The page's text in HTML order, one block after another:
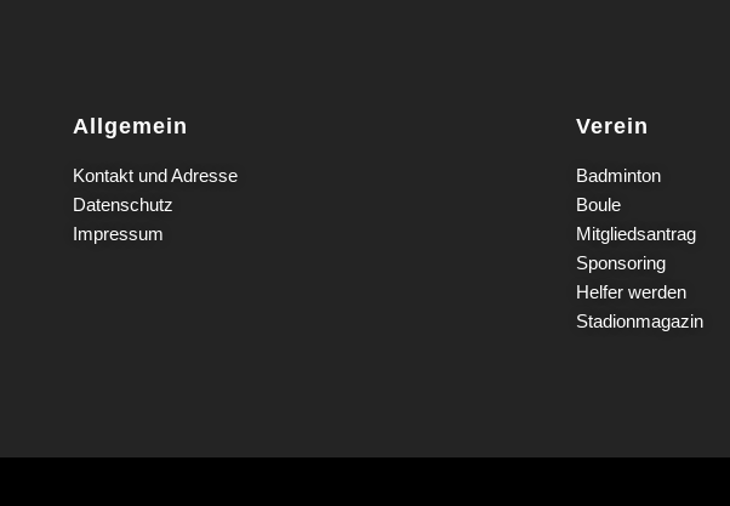
Allgemein
Kontakt und Adresse
Datenschutz
Impressum
Verein
Badminton
Boule
Mitgliedsantrag
Sponsoring
Helfer werden
Stadionmagazin